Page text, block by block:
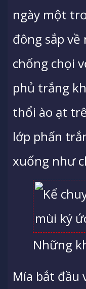
ngày một
đông sắp về
chống chọi
phủ trắng
thổi ào ạt
lớp phấn
xuống như
Những
Mía bắt đầu